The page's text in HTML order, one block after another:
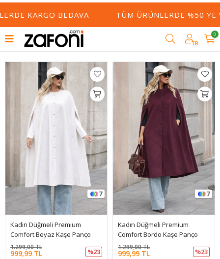
KARGO BEDAVA TÜM ÜRÜNLERDE %50 YE
TR
0
Filtrele
7
Kadın Düğmeli Premium
Comfort Beyaz Kaşe Panço
999,99 TL
1.299,00 TL
%23
7
Kadın Düğmeli Premium
Comfort Bordo Kaşe Panço
999,99 TL
1.299,00 TL
%23